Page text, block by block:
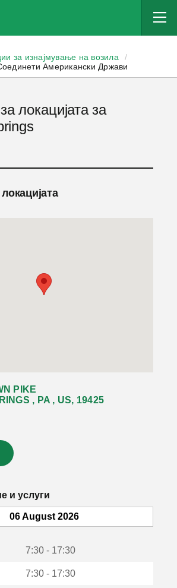
за изнајмување на возила
/
Американски Држави
локацијата за
PIKE
, PA , US, 19425
и услуги
06 August 2026
7:30 - 17:30
7:30 - 17:30